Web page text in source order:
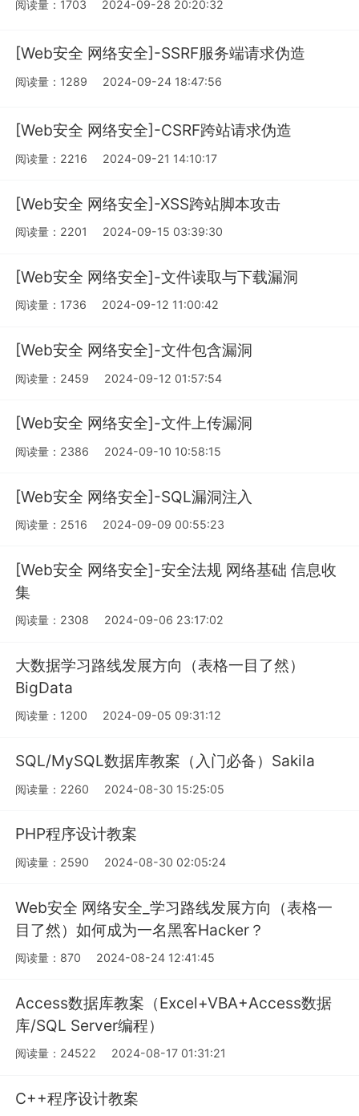
阅读量：1703 2024-09-28 20:20:32
[Web安全 网络安全]-SSRF服务端请求伪造
阅读量：1289 2024-09-24 18:47:56
[Web安全 网络安全]-CSRF跨站请求伪造
阅读量：2216 2024-09-21 14:10:17
[Web安全 网络安全]-XSS跨站脚本攻击
阅读量：2201 2024-09-15 03:39:30
[Web安全 网络安全]-文件读取与下载漏洞
阅读量：1736 2024-09-12 11:00:42
[Web安全 网络安全]-文件包含漏洞
阅读量：2459 2024-09-12 01:57:54
[Web安全 网络安全]-文件上传漏洞
阅读量：2386 2024-09-10 10:58:15
[Web安全 网络安全]-SQL漏洞注入
阅读量：2516 2024-09-09 00:55:23
[Web安全 网络安全]-安全法规 网络基础 信息收
集
阅读量：2308 2024-09-06 23:17:02
大数据学习路线发展方向（表格一目了然）
BigData
阅读量：1200 2024-09-05 09:31:12
SQL/MySQL数据库教案（入门必备）Sakila
阅读量：2260 2024-08-30 15:25:05
PHP程序设计教案
阅读量：2590 2024-08-30 02:05:24
Web安全 网络安全_学习路线发展方向（表格一
目了然）如何成为一名黑客Hacker？
阅读量：870 2024-08-24 12:41:45
Access数据库教案（Excel+VBA+Access数据
库/SQL Server编程）
阅读量：24522 2024-08-17 01:31:21
C++程序设计教案